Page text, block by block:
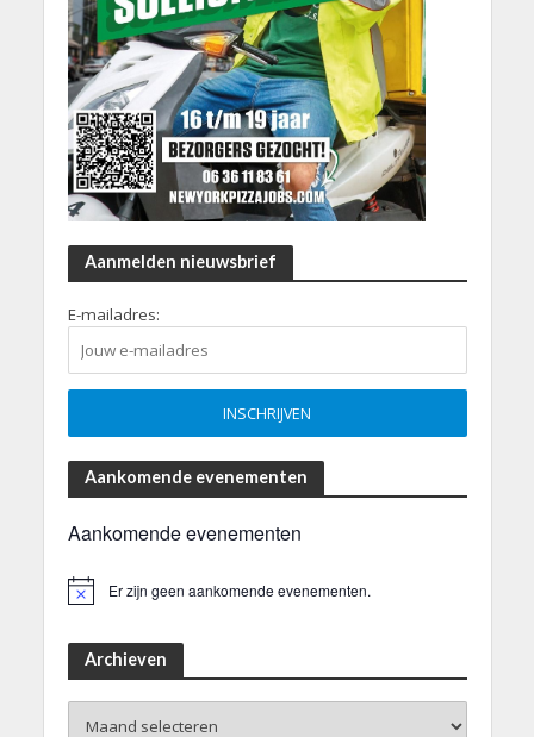
Aanmelden nieuwsbrief
E-mailadres:
Aankomende evenementen
Aankomende evenementen
Er zijn geen aankomende evenementen.
Archieven